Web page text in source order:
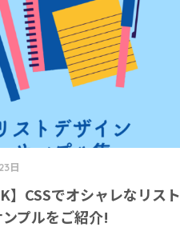
日
】CSSでオシャレなリスト
プルをご紹介!